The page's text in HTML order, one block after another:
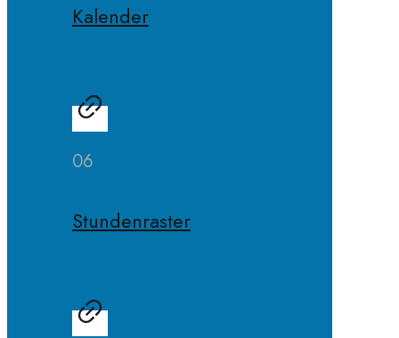
Kalender
06
Stundenraster